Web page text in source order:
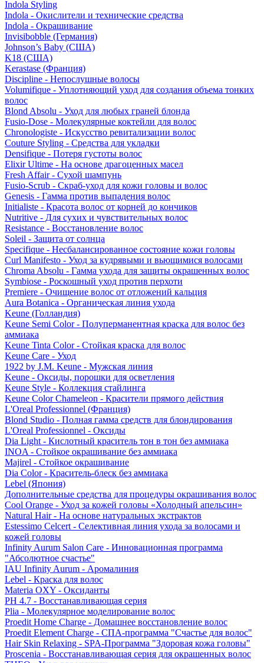
Indola Styling
Indola - Окислители и технические средства
Indola - Окрашивание
Invisibobble (Германия)
Johnson’s Baby (США)
K18 (США)
Kerastase (Франция)
Discipline - Непослушные волосы
Volumifique - Уплотняющий уход для создания объема тонких
волос
Blond Absolu - Уход для любых граней блонда
Fusio-Dose - Молекулярные коктейли для волос
Chronologiste - Искусство ревитализации волос
Couture Styling - Средства для укладки
Densifique - Потеря густоты волос
Elixir Ultime - На основе драгоценных масел
Fresh Affair - Сухой шампунь
Fusio-Scrub - Скраб-уход для кожи головы и волос
Genesis - Гамма против выпадения волос
Initialiste - Красота волос от корней до кончиков
Nutritive - Для сухих и чувствительных волос
Resistance - Восстановление волос
Soleil - Защита от солнца
Specifique - Несбалансированное состояние кожи головы
Curl Manifesto - Уход за кудрявыми и вьющимися волосами
Chroma Absolu - Гамма ухода для защиты окрашенных волос
Symbiose - Роскошный уход против перхоти
Premiere - Очищение волос от отложений кальция
Aura Botanica - Органическая линия ухода
Keune (Голландия)
Keune Semi Color - Полуперманентная краска для волос без
аммиака
Keune Tinta Color - Стойкая краска для волос
Keune Care - Уход
1922 by J.M. Keune - Мужская линия
Keune - Оксиды, порошки для осветления
Keune Style - Коллекция стайлинга
Keune Color Chameleon - Красители прямого действия
L'Oreal Professionnel (Франция)
Blond Studio - Полная гамма средств для блондирования
L'Oreal Professionnel - Оксиды
Dia Light - Кислотный краситель тон в тон без аммиака
INOA - Стойкое окрашивание без аммиака
Majirel - Стойкое окрашивание
Dia Color - Краситель-блеск без аммиака
Lebel (Япония)
Дополнительные средства для процедуры окрашивания волос
Cool Orange - Уход за кожей головы «Холодный апельсин»
Natural Hair - На основе натуральных экстрактов
Estessimo Celcert - Селективная линия ухода за волосами и
кожей головы
Infinity Aurum Salon Care - Инновационная программа
"Абсолютное счастье"
IAU Infinity Aurum - Аромалиния
Lebel - Краска для волос
Materia OXY - Оксиданты
PH 4.7 - Восстанавливающая серия
Plia - Молекулярное моделирование волос
Proedit Home Charge - Домашнее восстановление волос
Proedit Element Charge - СПА-программа "Счастье для волос"
Hair Skin Relaxing - SPA-Программа "Здоровая кожа головы"
Proscenia - Восстанавливающая серия для окрашенных волос